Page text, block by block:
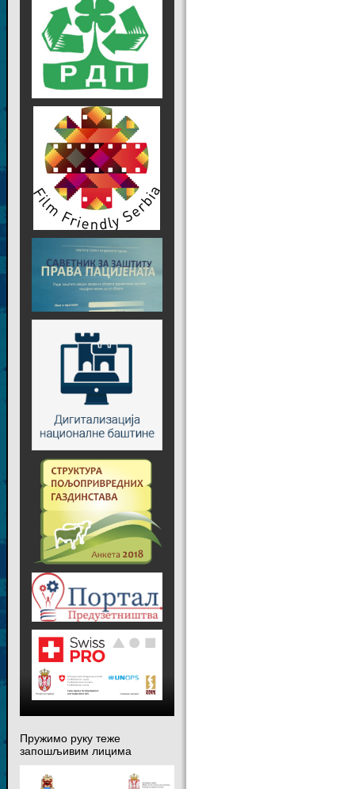
Пружимо руку теже
запошљивим лицима